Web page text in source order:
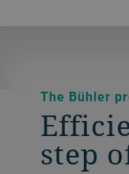
The Bühler
step